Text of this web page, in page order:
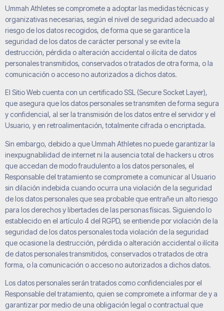
Ummah Athletesse compromete a adoptar las medidas técnicas y
organizativas necesarias, según el nivel de seguridad adecuado al
riesgo de los datos recogidos, de forma que se garantice la
seguridad de los datos de carácter personal y se evite la
destrucción, pérdida o alteración accidental o ilícita de datos
personales transmitidos, conservados o tratados de otra forma, o la
comunicación o acceso no autorizados a dichos datos.
El Sitio Web cuenta con un certificado SSL (Secure Socket Layer),
que asegura que los datos personales se transmiten de forma segura
y confidencial, al ser la transmisión de los datos entre el servidor y el
Usuario, y en retroalimentación, totalmente cifrada o encriptada.
Sin embargo, debido a queUmmah Athletesno puede garantizar la
inexpugnabilidad de internet ni la ausencia total de hackers u otros
que accedan de modo fraudulento a los datos personales, el
Responsable del tratamiento se compromete a comunicar al Usuario
sin dilación indebida cuando ocurra una violación de la seguridad
de los datos personales que sea probable que entrañe un alto riesgo
para los derechos y libertades de las personas físicas. Siguiendo lo
establecido en el artículo 4 del RGPD, se entiende por violación de la
seguridad de los datos personales toda violación de la seguridad
que ocasione la destrucción, pérdida o alteración accidental o ilícita
de datos personales transmitidos, conservados o tratados de otra
forma, o la comunicación o acceso no autorizados a dichos datos.
Los datos personales serán tratados como confidenciales por el
Responsable del tratamiento, quien se compromete a informar de y a
garantizar por medio de una obligación legal o contractual que